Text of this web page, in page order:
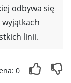
odbywa się
linii.
0